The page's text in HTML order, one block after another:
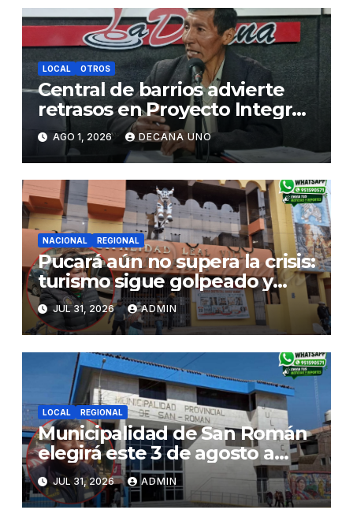
LOCAL OTROS
Central de barrios advierte
retrasos en Proyecto Integral
de Agua y Alcantarillado para
Juliaca
AGO 1, 2026 DECANA UNO
NACIONAL REGIONAL
Pucará aún no supera la crisis:
turismo sigue golpeado y
alcaldesa exige al nuevo
Gobierno fondos para obras
paralizadas
JUL 31, 2026 ADMIN
LOCAL REGIONAL
Municipalidad de San Román
elegirá este 3 de agosto a
representantes del Comité
de Seguridad y Salud en el
Trabajo
JUL 31, 2026 ADMIN